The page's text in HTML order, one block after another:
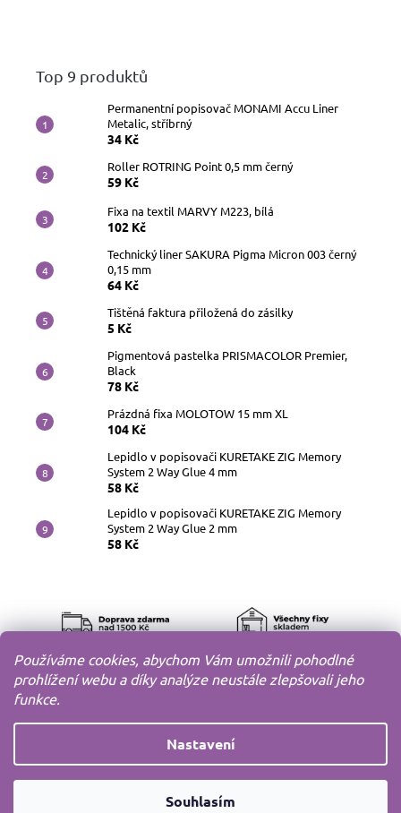
Používáme cookies, abychom Vám umožnili pohodlné
prohlížení webu a díky analýze neustále zlepšovali jeho
funkce.
Nastavení
Souhlasím
Top 9 produktů
Permanentní popisovač MONAMI Accu Liner
Metalic, stříbrný
34 Kč
Roller ROTRING Point 0,5 mm černý
59 Kč
Fixa na textil MARVY M223, bílá
102 Kč
Technický liner SAKURA Pigma Micron 003 černý
0,15 mm
64 Kč
Tištěná faktura přiložená do zásilky
5 Kč
Pigmentová pastelka PRISMACOLOR Premier,
Black
78 Kč
Prázdná fixa MOLOTOW 15 mm XL
104 Kč
Lepidlo v popisovači KURETAKE ZIG Memory
System 2 Way Glue 4 mm
58 Kč
Lepidlo v popisovači KURETAKE ZIG Memory
System 2 Way Glue 2 mm
58 Kč
Shoptet